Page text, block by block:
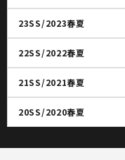
23SS/2023春夏
22SS/2022春夏
21SS/2021春夏
20SS/2020春夏